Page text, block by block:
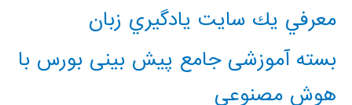
معرفي يك سايت يادگيري زبان
بسته آموزشی جامع پیش بینی بورس با
هوش مصنوعی